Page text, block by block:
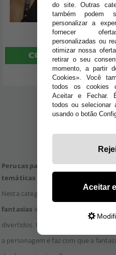
35,57€
COMPRAR
Imposto Incluído
1 2 3
Perucas para fantasias para
temáticas
Nesta categoria encontras uma
fantasias ideais para Carnaval,
divertidos. Uma boa peruca
a personagem e faz com que a
do site. Outras
também podem
personalizar a
fornecer
personalizadas ou
otimizar nossa
retirar o seu
momento, a partir
Cookies». Você
todos os cookies
Aceitar e Fechar.
todos ou selecionar
usando o botão
Aceitar